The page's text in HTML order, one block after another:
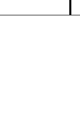
Мужской
Macron